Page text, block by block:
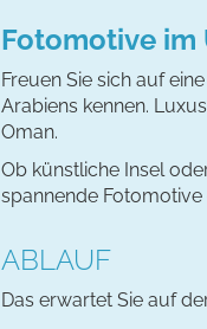
Fotomotive im
Freuen Sie sich auf
Arabiens kennen.
Oman.
Ob künstliche Insel
spannende
ABLAUF
Das erwartet Sie auf